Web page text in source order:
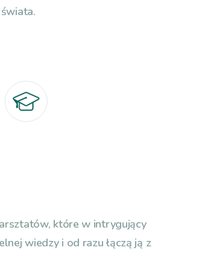
które w intrygujący
wiedzy i od razu łączą ją z